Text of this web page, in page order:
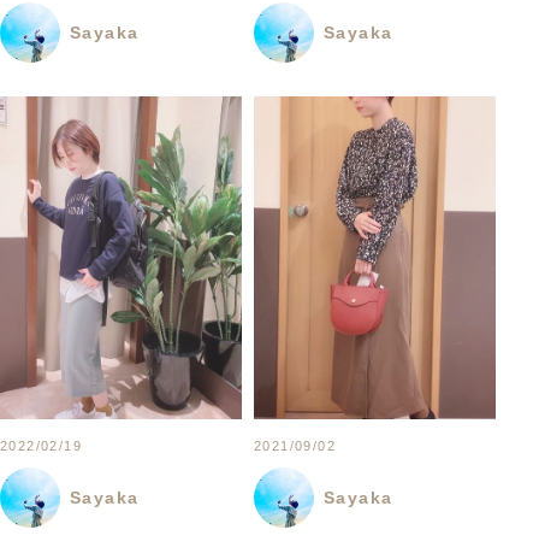
Sayaka Sayaka
2022/02/19
Sayaka
2021/09/02
Sayaka